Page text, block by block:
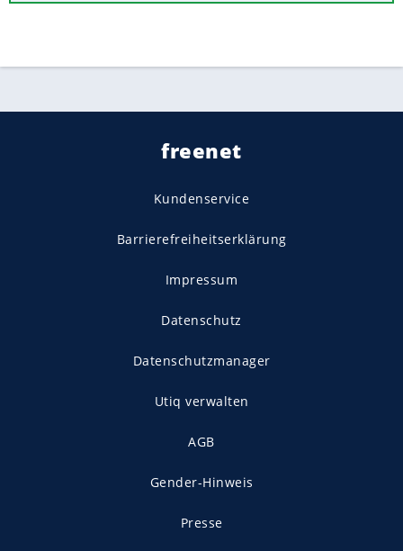
freenet
Kundenservice
Barrierefreiheitserklärung
Impressum
Datenschutz
Datenschutzmanager
Utiq verwalten
AGB
Gender-Hinweis
Presse